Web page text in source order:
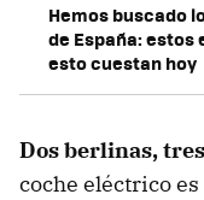
Hemos buscado
de España: estos
esto cuestan hoy
Dos berlinas,
coche eléctrico es